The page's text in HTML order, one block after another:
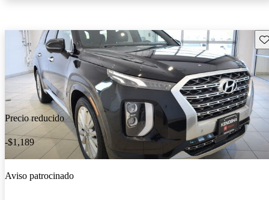
Precio reducido
-$1,189
Aviso patrocinado